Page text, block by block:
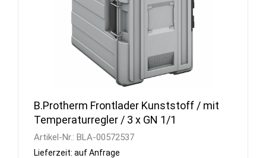
B.Protherm Frontlader Kunststoff / mit
Temperaturregler / 3 x GN 1/1
Artikel-Nr.: BLA-00572537
Lieferzeit: auf Anfrage